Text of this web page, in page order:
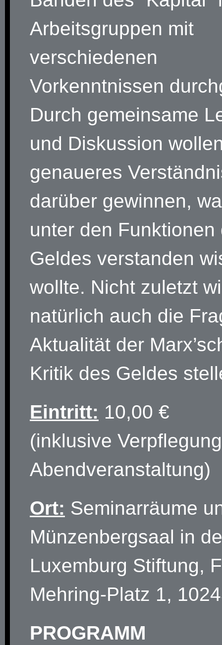
Arbeitsgruppen mit
verschiedenen
Vorkenntnissen
Durch gemeinsame
und Diskussion
genaueres
darüber gewinnen,
unter den Funktionen
Geldes verstanden
wollte. Nicht zuletzt
natürlich auch die
Aktualität der
Kritik des Geldes
Eintritt: 10,00 €
(inklusive
Abendveranstaltung)
Ort: Seminarräume
Münzenbergsaal in
Luxemburg Stiftung,
Mehring-Platz 1,
PROGRAMM